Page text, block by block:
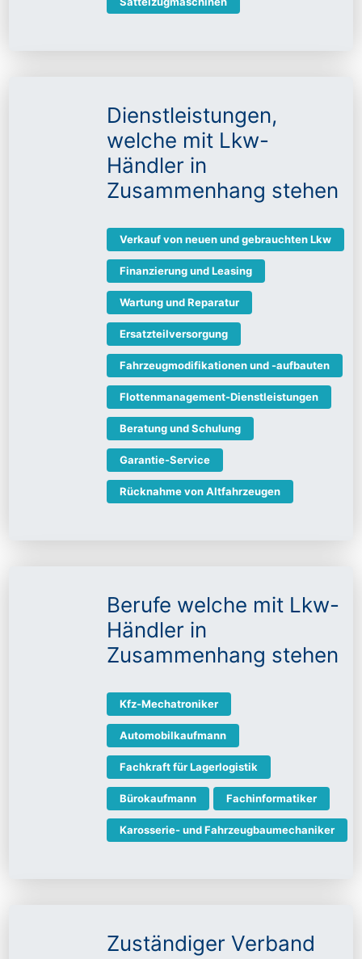
Dienstleistungen,
welche mit Lkw-
Händler in
Zusammenhang stehen
Verkauf von neuen und gebrauchten Lkw
Finanzierung und Leasing
Wartung und Reparatur
Ersatzteilversorgung
Fahrzeugmodifikationen und -aufbauten
Flottenmanagement-Dienstleistungen
Beratung und Schulung
Garantie-Service
Rücknahme von Altfahrzeugen
Berufe welche mit Lkw-
Händler in
Zusammenhang stehen
Kfz-Mechatroniker
Automobilkaufmann
Fachkraft für Lagerlogistik
Bürokaufmann Fachinformatiker
Karosserie- und Fahrzeugbaumechaniker
Zuständiger Verband